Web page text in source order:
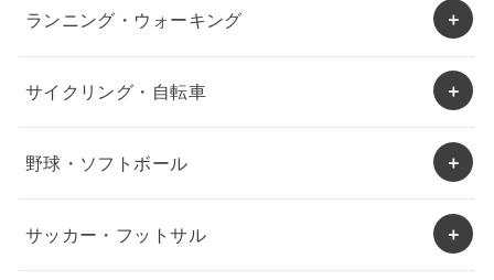
ランニング・ウォーキング
サイクリング・自転車
野球・ソフトボール
サッカー・フットサル